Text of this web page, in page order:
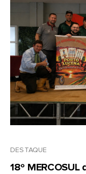
DESTAQUE
18º